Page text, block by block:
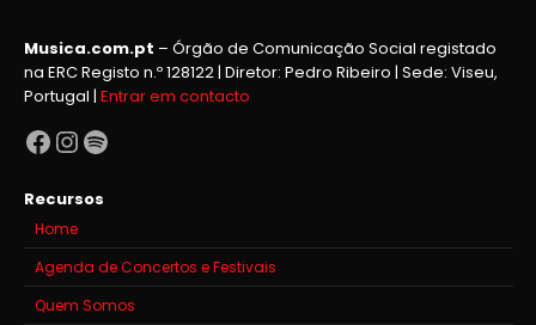
Musica.com.pt – Órgão de Comunicação Social registado
na ERC Registo n.º 128122 | Diretor: Pedro Ribeiro | Sede: Viseu,
Portugal | Entrar em contacto
Facebook
Instagram
Spotify
Recursos
Home
Agenda de Concertos e Festivais
Quem Somos